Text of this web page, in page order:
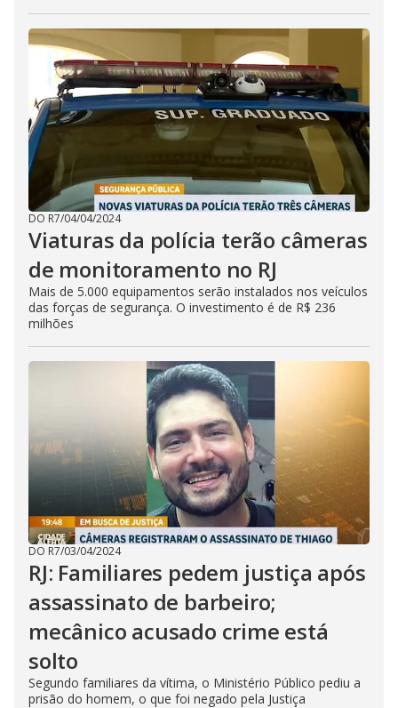
DO R7/04/04/2024
Viaturas da polícia terão câmeras
de monitoramento no RJ
Mais de 5.000 equipamentos serão instalados nos veículos
das forças de segurança. O investimento é de R$ 236
milhões
DO R7/03/04/2024
RJ: Familiares pedem justiça após
assassinato de barbeiro;
mecânico acusado crime está
solto
Segundo familiares da vítima, o Ministério Público pediu a
prisão do homem, o que foi negado pela Justiça